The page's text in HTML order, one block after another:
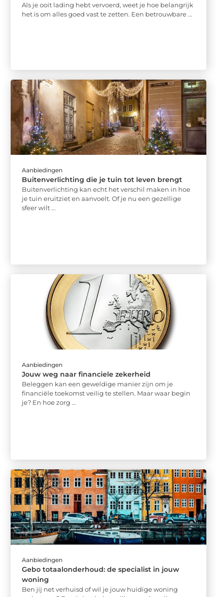
Als je ooit lading hebt vervoerd, weet je hoe belangrijk
het is om alles goed vast te zetten. Een betrouwbare ...
Aanbiedingen
Buitenverlichting die je tuin tot leven brengt
Buitenverlichting kan echt het verschil maken in hoe
je tuin eruitziet en aanvoelt. Of je nu een gezellige
sfeer wilt ...
Aanbiedingen
Jouw weg naar financiele zekerheid
Beleggen kan een geweldige manier zijn om je
financiële toekomst veilig te stellen. Maar waar begin
je? En hoe zorg ...
Aanbiedingen
Gebo totaalonderhoud: de specialist in jouw
woning
Ben jij net verhuisd of wil je jouw huidige woning